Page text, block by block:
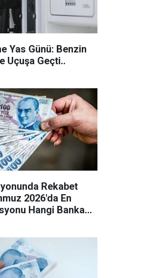
Yas Günü: Benzin
Fiyatları ÖTV'yle Uçuşa Geçti..
Rekabet
2026'da En
Hangi Banka